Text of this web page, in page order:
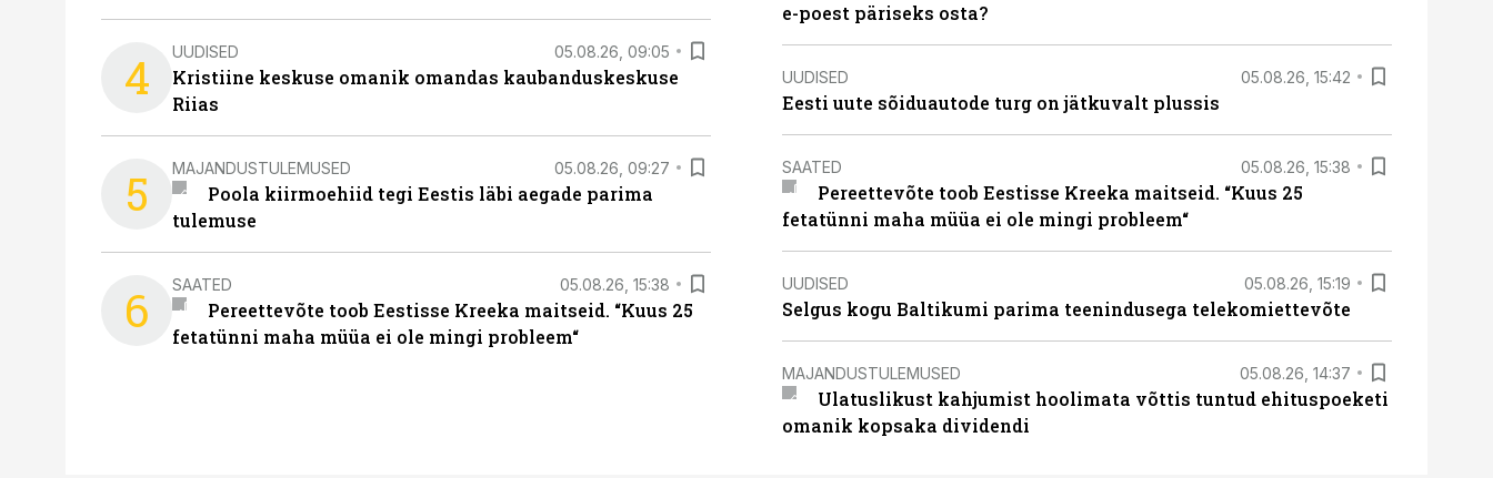
4 UUDISED 05.08.26, 09:05
Kristiine keskuse omanik omandas kaubanduskeskuse
Riias
5 MAJANDUSTULEMUSED 05.08.26, 09:27
Poola kiirmoehiid tegi Eestis läbi aegade parima
tulemuse
6 SAATED 05.08.26, 15:38
Pereettevõte toob Eestisse Kreeka maitseid. “Kuus 25
fetatünni maha müüa ei ole mingi probleem“
e-poest päriseks osta?
UUDISED 05.08.26, 15:42
Eesti uute sõiduautode turg on jätkuvalt plussis
SAATED 05.08.26, 15:38
Pereettevõte toob Eestisse Kreeka maitseid. “Kuus 25
fetatünni maha müüa ei ole mingi probleem“
UUDISED 05.08.26, 15:19
Selgus kogu Baltikumi parima teenindusega telekomiettevõte
MAJANDUSTULEMUSED 05.08.26, 14:37
Ulatuslikust kahjumist hoolimata võttis tuntud ehituspoeketi
omanik kopsaka dividendi